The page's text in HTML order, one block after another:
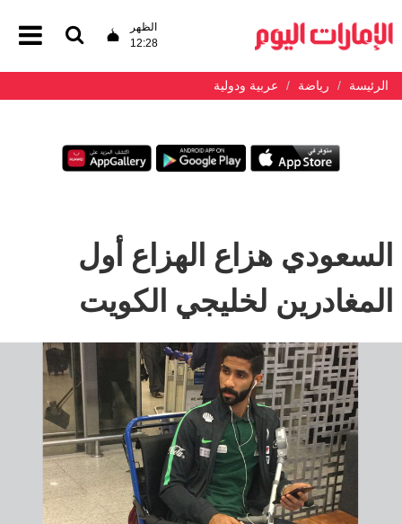
الظهر
12:28
الرئيسة رياضة عربية ودولية
السعودي هزاع الهزاع أول
المغادرين لخليجي الكويت